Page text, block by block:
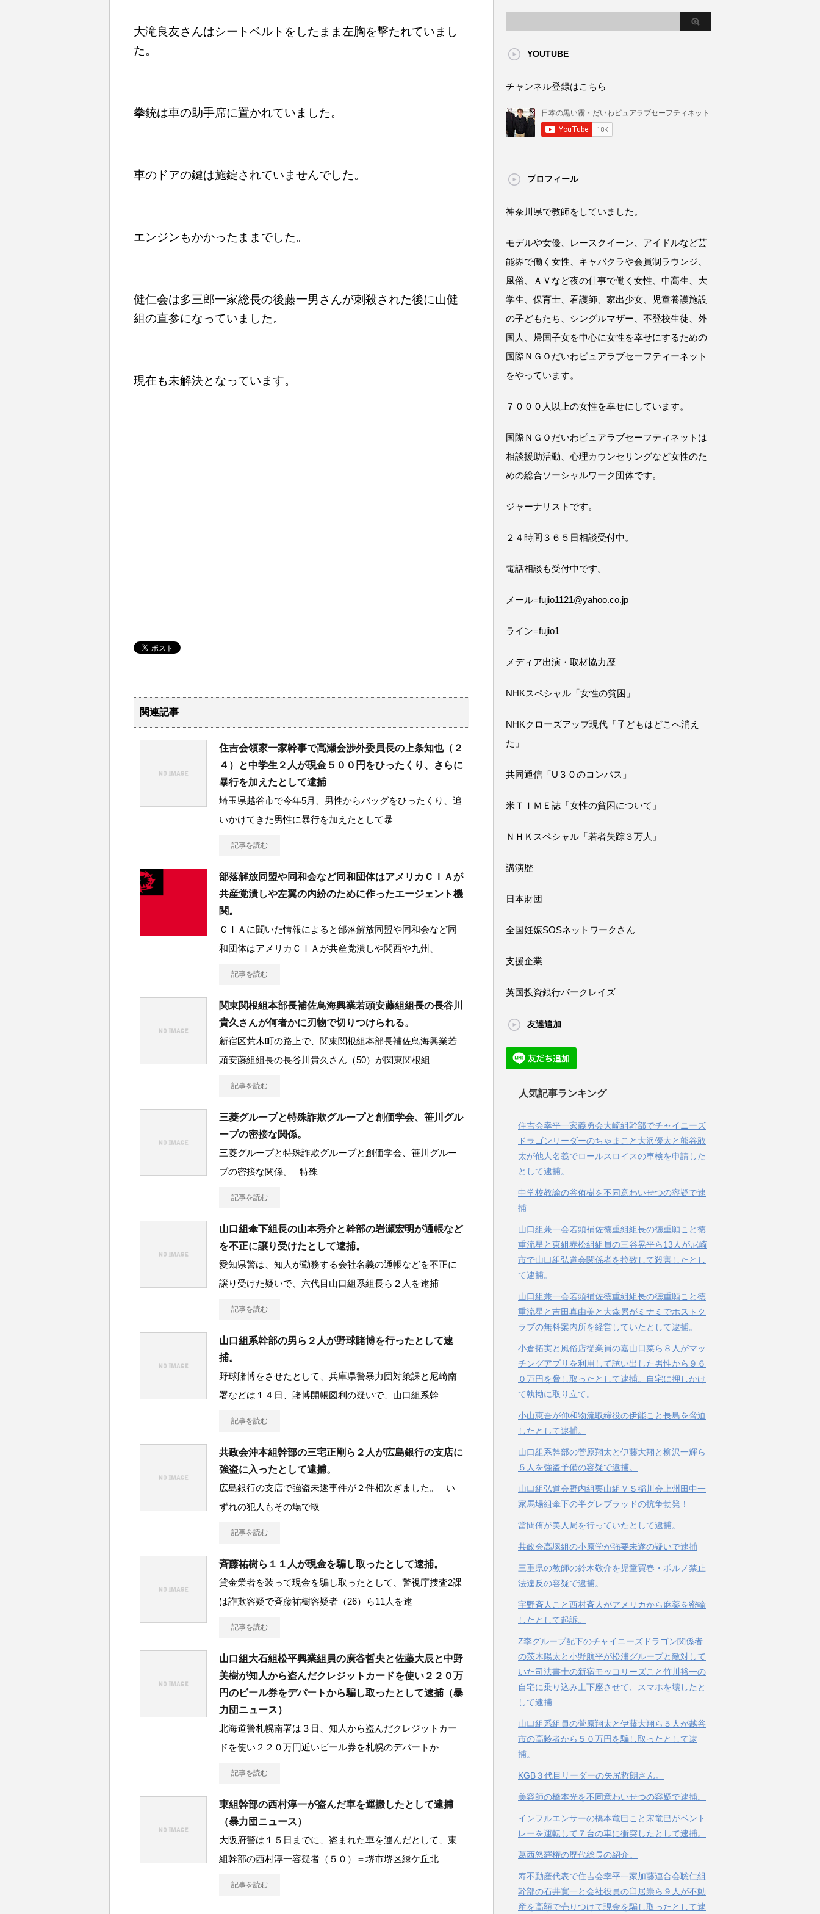
大滝良友さんはシートベルトをしたまま左胸を撃たれていまし
た。
拳銃は車の助手席に置かれていました。
車のドアの鍵は施錠されていませんでした。
エンジンもかかったままでした。
健仁会は多三郎一家総長の後藤一男さんが刺殺された後に山健
組の直参になっていました。
現在も未解決となっています。
関連記事
住吉会領家一家幹事で高瀬会渉外委員長の上条知也（２
４）と中学生２人が現金５００円をひったくり、さらに
暴行を加えたとして逮捕
埼玉県越谷市で今年5月、男性からバッグをひったくり、追
いかけてきた男性に暴行を加えたとして暴
記事を読む
部落解放同盟や同和会など同和団体はアメリカＣＩＡが
共産党潰しや左翼の内紛のために作ったエージェント機
関。
ＣＩＡに聞いた情報によると部落解放同盟や同和会など同
和団体はアメリカＣＩＡが共産党潰しや関西や九州、
記事を読む
関東関根組本部長補佐鳥海興業若頭安藤組組長の長谷川
貴久さんが何者かに刃物で切りつけられる。
新宿区荒木町の路上で、関東関根組本部長補佐鳥海興業若
頭安藤組組長の長谷川貴久さん（50）が関東関根組
記事を読む
三菱グループと特殊詐欺グループと創価学会、笹川グル
ープの密接な関係。
三菱グループと特殊詐欺グループと創価学会、笹川グルー
プの密接な関係。 特殊
記事を読む
山口組傘下組長の山本秀介と幹部の岩瀬宏明が通帳など
を不正に譲り受けたとして逮捕。
愛知県警は、知人が勤務する会社名義の通帳などを不正に
譲り受けた疑いで、六代目山口組系組長ら２人を逮捕
記事を読む
山口組系幹部の男ら２人が野球賭博を行ったとして逮
捕。
野球賭博をさせたとして、兵庫県警暴力団対策課と尼崎南
署などは１４日、賭博開帳図利の疑いで、山口組系幹
記事を読む
共政会沖本組幹部の三宅正剛ら２人が広島銀行の支店に
強盗に入ったとして逮捕。
広島銀行の支店で強盗未遂事件が２件相次ぎました。 い
ずれの犯人もその場で取
記事を読む
斉藤祐樹ら１１人が現金を騙し取ったとして逮捕。
貸金業者を装って現金を騙し取ったとして、警視庁捜査2課
は詐欺容疑で斉藤祐樹容疑者（26）ら11人を逮
記事を読む
山口組大石組松平興業組員の廣谷哲央と佐藤大辰と中野
美樹が知人から盗んだクレジットカードを使い２２０万
円のビール券をデパートから騙し取ったとして逮捕（暴
力団ニュース）
北海道警札幌南署は３日、知人から盗んだクレジットカー
ドを使い２２０万円近いビール券を札幌のデパートか
記事を読む
東組幹部の西村淳一が盗んだ車を運搬したとして逮捕
（暴力団ニュース）
大阪府警は１５日までに、盗まれた車を運んだとして、東
組幹部の西村淳一容疑者（５０）＝堺市堺区緑ケ丘北
記事を読む
YOUTUBE
チャンネル登録はこちら
プロフィール
神奈川県で教師をしていました。
モデルや女優、レースクイーン、アイドルなど芸
能界で働く女性、キャバクラや会員制ラウンジ、
風俗、ＡＶなど夜の仕事で働く女性、中高生、大
学生、保育士、看護師、家出少女、児童養護施設
の子どもたち、シングルマザー、不登校生徒、外
国人、帰国子女を中心に女性を幸せにするための
国際ＮＧＯだいわピュアラブセーフティーネット
をやっています。
７０００人以上の女性を幸せにしています。
国際ＮＧＯだいわピュアラブセーフティネットは
相談援助活動、心理カウンセリングなど女性のた
めの総合ソーシャルワーク団体です。
ジャーナリストです。
２４時間３６５日相談受付中。
電話相談も受付中です。
メール=fujio1121@yahoo.co.jp
ライン=fujio1
メディア出演・取材協力歴
NHKスペシャル「女性の貧困」
NHKクローズアップ現代「子どもはどこへ消え
た」
共同通信「U３０のコンパス」
米ＴＩＭＥ誌「女性の貧困について」
ＮＨＫスペシャル「若者失踪３万人」
講演歴
日本財団
全国妊娠SOSネットワークさん
支援企業
英国投資銀行バークレイズ
友達追加
人気記事ランキング
住吉会幸平一家義勇会大崎組幹部でチャイニーズ
ドラゴンリーダーのちゃまこと大沢優太と熊谷敢
太が他人名義でロールスロイスの車検を申請した
として逮捕。
中学校教諭の谷侑樹を不同意わいせつの容疑で逮
捕
山口組兼一会若頭補佐徳重組組長の徳重願こと徳
重流星と東組赤松組組員の三谷晃平ら13人が尼崎
市で山口組弘道会関係者を拉致して殺害したとし
て逮捕。
山口組兼一会若頭補佐徳重組組長の徳重願こと徳
重流星と吉田真由美と大森累がミナミでホストク
ラブの無料案内所を経営していたとして逮捕。
小倉拓実と風俗店従業員の嘉山日菜ら８人がマッ
チングアプリを利用して誘い出した男性から９６
０万円を脅し取ったとして逮捕。自宅に押しかけ
て執拗に取り立て。
小山恵吾が伸和物流取締役の伊能こと長島を脅迫
したとして逮捕。
山口組系幹部の菅原翔太と伊藤大翔と柳沢一輝ら
５人を強盗予備の容疑で逮捕。
山口組弘道会野内組栗山組ＶＳ稲川会上州田中一
家馬場組傘下の半グレブラッドの抗争勃発！
當間侑が美人局を行っていたとして逮捕。
共政会高塚組の小原学が強要未遂の疑いで逮捕
三重県の教師の鈴木敬介を児童買春・ポルノ禁止
法違反の容疑で逮捕。
宇野斉人こと西村斉人がアメリカから麻薬を密輸
したとして起訴。
Z李グループ配下のチャイニーズドラゴン関係者
の茨木陽太と小野航平が松浦グループと敵対して
いた司法書士の新宿モッコリーズこと竹川裕一の
自宅に乗り込み土下座させて、スマホを壊したと
して逮捕
山口組系組員の菅原翔太と伊藤大翔ら５人が越谷
市の高齢者から５０万円を騙し取ったとして逮
捕。
KGB３代目リーダーの矢尻哲朗さん。
美容師の橋本光を不同意わいせつの容疑で逮捕。
インフルエンサーの橋本竜巳こと宋竜巳がベント
レーを運転して７台の車に衝突したとして逮捕。
葛西怒羅権の歴代総長の紹介。
寿不動産代表で住吉会幸平一家加藤連合会聡仁組
幹部の石井寛一と会社役員の臼居崇ら９人が不動
産を高額で売りつけて現金を騙し取ったとして逮